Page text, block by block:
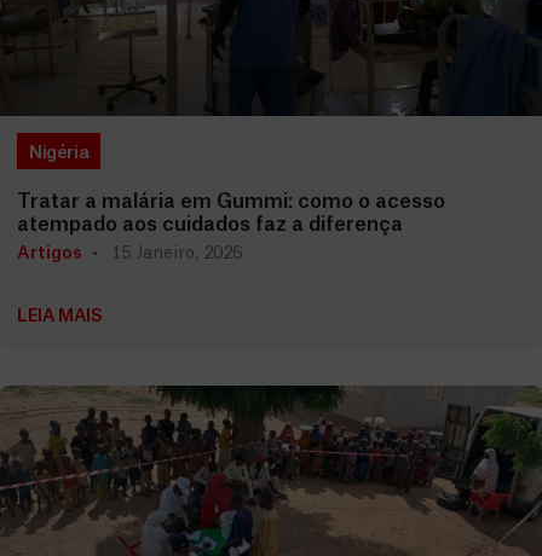
Nigéria
Tratar a malária em Gummi: como o acesso
atempado aos cuidados faz a diferença
Artigos 15 Janeiro, 2026
LEIA MAIS